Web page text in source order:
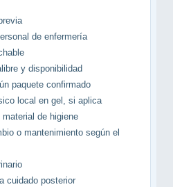
de enfermería
y disponibilidad
paquete confirmado
local en gel, si aplica
de higiene
o mantenimiento según el
cuidado posterior